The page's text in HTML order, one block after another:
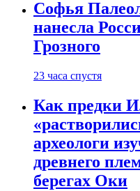
Софья
нанесла
Грозного
23 часа спустя
Как предки
археологи
древнего
берегах Оки